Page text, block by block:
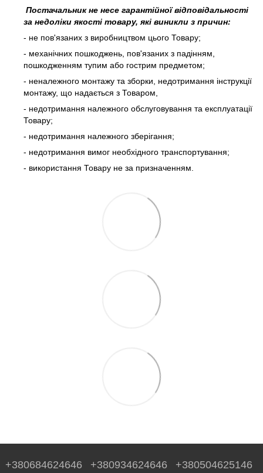
Постачальник не несе гарантійної відповідальності
за недоліки якості товару, які виникли з причин:
- не пов'язаних з виробництвом цього Товару;
- механічних пошкоджень, пов'язаних з падінням,
пошкодженням тупим або гострим предметом;
- неналежного монтажу та зборки, недотримання інструкції
монтажу, що надається з Товаром,
- недотримання належного обслуговування та експлуатації
Товару;
- недотримання належного зберігання;
- недотримання вимог необхідного транспортування;
- використання Товару не за призначенням.
+380684624646 +380934624646 +380504625146